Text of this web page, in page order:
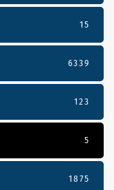
15
6339
123
5
1875